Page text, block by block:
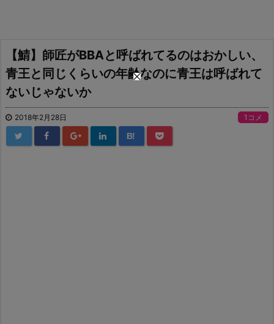
【鯖】師匠がBBAと呼ばれてるのはおかしい、
青王と同じくらいの年齢なのに青王は呼ばれて
ないじゃないか
2018年2月28日 1コメ
B!